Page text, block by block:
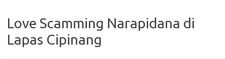
Love Scamming Narapidana di
Lapas Cipinang